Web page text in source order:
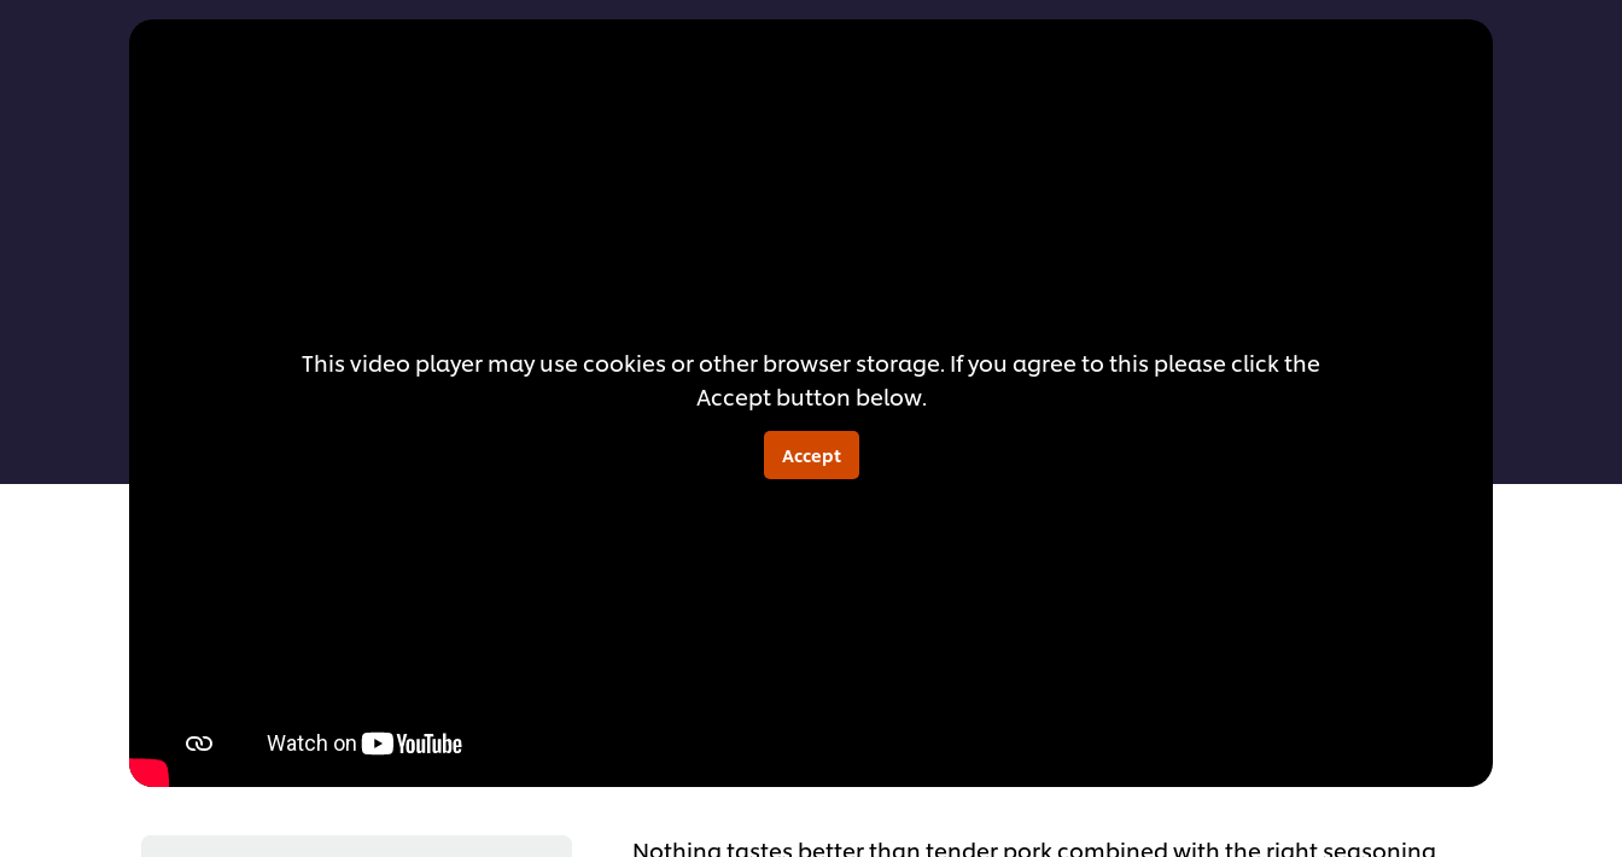
ratings
This video player may use cookies or other browser storage. If you agree to this please click the
Accept button below.
Accept
Nothing tastes better than tender pork combined with the right seasoning